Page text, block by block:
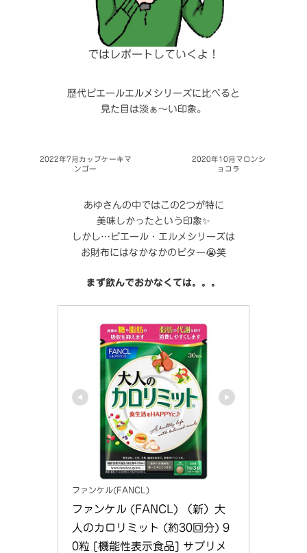
ではレポートしていくよ！
歴代ピエールエルメシリーズに比べると
見た目は淡ぁ～い印象。
2022年7月カップケーキマ
ンゴー
2020年10月マロンシ
ョコラ
あゆさんの中ではこの2つが特に
美味しかったという印象✨
しかし…ピエール・エルメシリーズは
お財布にはなかなかのビター😭笑
まず飲んでおかなくては。。。
ファンケル(FANCL)
ファンケル (FANCL) （新）大
人のカロリミット (約30回分) 9
0粒 [機能性表示食品] サプリメ